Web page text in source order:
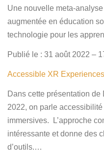
Une nouvelle meta-analyse
augmentée en éducation
technologie pour les
Publié le : 31 août 2022 –
Accessible XR
Dans cette présentation de
2022, on parle accessibilité
immersives. L’approche
intéressante et donne des
d’outils.…